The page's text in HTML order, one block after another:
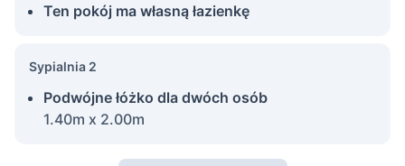
Ten pokój ma własną łazienkę
Sypialnia 2
Podwójne łóżko dla dwóch osób
1.40m x 2.00m